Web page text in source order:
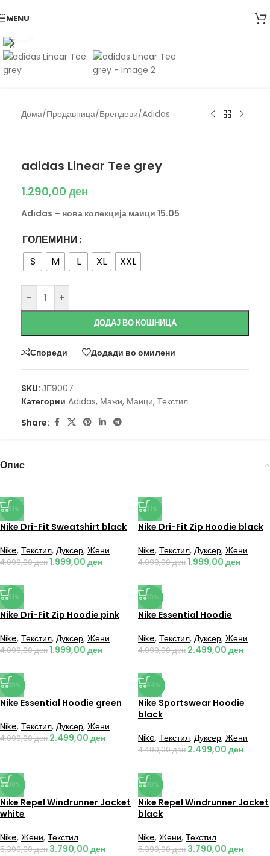
Skip to navigation
Skip to main content
MENU
Дома/Продавница/Брендови/Adidas
adidas Linear Tee grey
1.290,00 ден
Adidas – нова колекција маици 15.05
ГОЛЕМИНИ
S
M L XL XXL
- +
ДОДАЈ ВО КОШНИЦА
Спореди Додади во омилени
SKU: ЈЕ9007
Категории Adidas, Мажи, Маици, Текстил
Share:
Опис
-51%
Nike Dri-Fit Sweatshirt black
Nike, Текстил, Дуксер, Жени
4.090,00ден1.999,00 ден
-51%
Nike Dri-Fit Zip Hoodie black
Nike, Текстил, Дуксер, Жени
4.090,00ден1.999,00 ден
-51%
Nike Dri-Fit Zip Hoodie pink
Nike, Текстил, Дуксер, Жени
4.090,00ден1.999,00 ден
-39%
Nike Essential Hoodie
Nike, Текстил, Дуксер, Жени
4.099,00ден 2.499,00 ден
-39%
Nike Essential Hoodie green
Nike, Текстил, Дуксер, Жени
4.099,00ден 2.499,00 ден
-44%
Nike Sportswear Hoodie
black
Nike, Текстил, Дуксер, Жени
4.490,00ден 2.499,00 ден
-30%
Nike Repel Windrunner Jacket
white
Nike, Жени, Текстил
5.390,00ден 3.790,00 ден
-30%
Nike Repel Windrunner Jacket
black
Nike, Жени, Текстил
5.390,00ден 3.790,00 ден